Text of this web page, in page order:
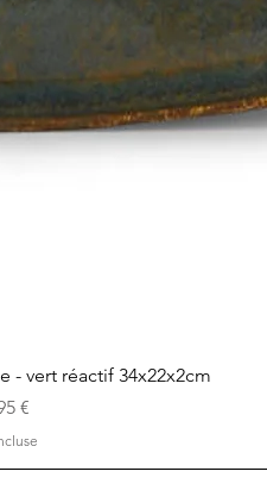
rapide
- vert réactif 34x22x2cm
€